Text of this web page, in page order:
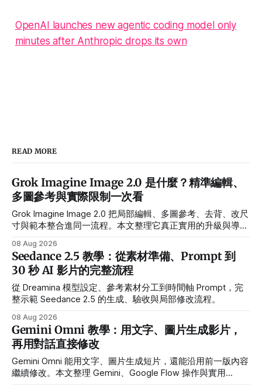
OpenAI launches new agentic coding model only
minutes after Anthropic drops its own
READ MORE
Grok Imagine Image 2.0 是什麼？精準編輯、
多圖參考與實際限制一次看
Grok Imagine Image 2.0 把局部編輯、多圖參考、去背、改尺
寸與範本整合進同一流程。本文整理它真正實用的升級與導入
08 Aug 2026
Seedance 2.5 教學：從素材準備、Prompt 到
30 秒 AI 影片的完整流程
從 Dreamina 模型設定、參考素材分工到時間軸 Prompt，完
整示範 Seedance 2.5 的生成、驗收與局部修改流程。
08 Aug 2026
Gemini Omni 教學：用文字、圖片生成影片，
再用對話直接修改
Gemini Omni 能用文字、圖片生成短片，還能沿用前一版內容
繼續修改。本文整理 Gemini、Google Flow 操作與實用